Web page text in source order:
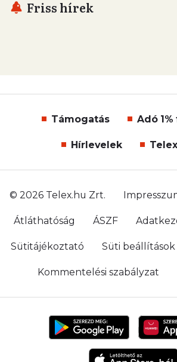
Friss hírek
Támogatás Adó
Hírlevelek
© 2026 Telex.hu Zrt.
Átláthatóság ÁSZF
Sütitájékoztató Süti beállítások
Kommentelési szabályzat